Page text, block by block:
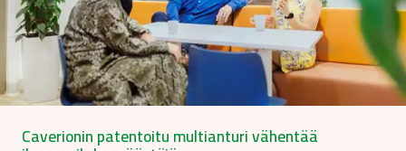
Caverionin patentoitu multianturi vähentää